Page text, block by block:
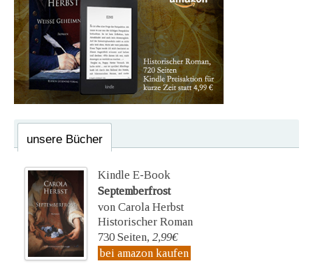
unsere Bücher
Kindle E-Book
Septemberfrost
von Carola Herbst
Historischer Roman
730 Seiten, 2,99€
bei amazon kaufen